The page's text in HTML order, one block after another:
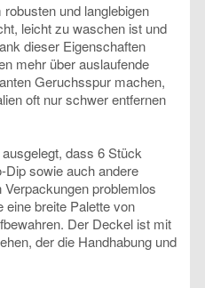
und langlebigen
leicht zu waschen ist und
dieser Eigenschaften
mehr über auslaufende
Geruchsspur machen,
oft nur schwer entfernen
dass 6 Stück
sowie auch andere
problemlos
eine breite Palette von
Der Deckel ist mit
der die Handhabung und